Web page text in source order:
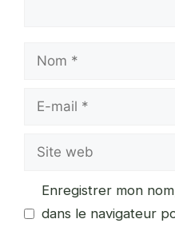
Nom
Site
Enregistrer mon
dans le navigateur